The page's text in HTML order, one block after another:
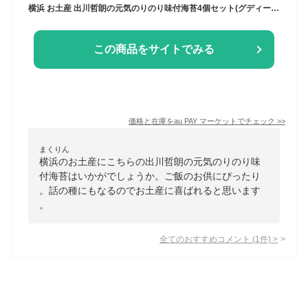
横浜 お土産 出川哲朗の元気のりのり味付海苔4個セット(グディーズヨコハマオリジナル) 蔦金商店 お取り寄せ ギフト 贈答用 お年賀 お中
この商品をサイトでみる
価格と在庫をau PAY マーケット でチェック >>
まくりん
横浜のお土産にこちらの出川哲朗の元気のりのり味
付海苔はいかがでしょうか。ご飯のお供にぴったり
。話の種にもなるのでお土産に喜ばれると思います
。
全てのおすすめコメント (1 件) >